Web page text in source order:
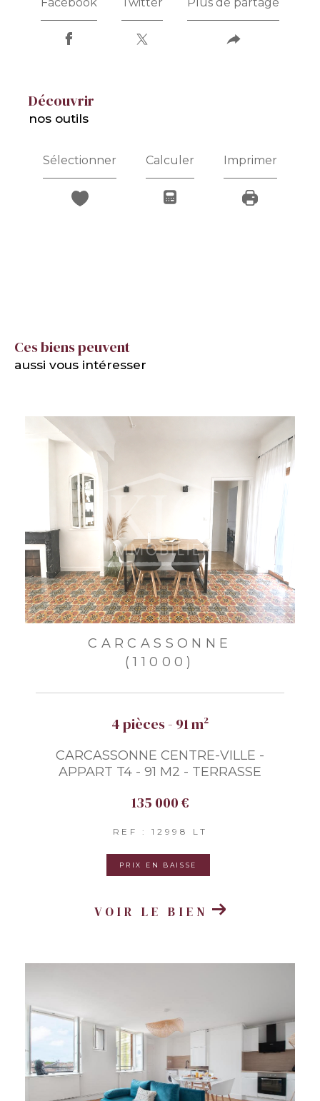
découvrir
nos outils
Sélectionner Calculer Imprimer
Ces biens peuvent
aussi vous intéresser
CARCASSONNE
(11000)
4 pièces - 91 m²
CARCASSONNE CENTRE-VILLE -
APPART T4 - 91 M2 - TERRASSE
135 000 €
REF : 12998 LT
PRIX EN BAISSE
VOIR LE BIEN